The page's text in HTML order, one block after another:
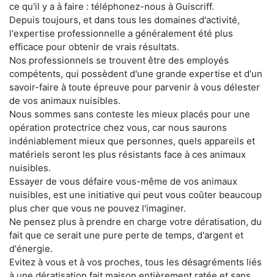
ce qu'il y a à faire : téléphonez-nous à Guiscriff.
Depuis toujours, et dans tous les domaines d'activité,
l'expertise professionnelle a généralement été plus
efficace pour obtenir de vrais résultats.
Nos professionnels se trouvent être des employés
compétents, qui possèdent d'une grande expertise et d'un
savoir-faire à toute épreuve pour parvenir à vous délester
de vos animaux nuisibles.
Nous sommes sans conteste les mieux placés pour une
opération protectrice chez vous, car nous saurons
indéniablement mieux que personnes, quels appareils et
matériels seront les plus résistants face à ces animaux
nuisibles.
Essayer de vous défaire vous-même de vos animaux
nuisibles, est une initiative qui peut vous coûter beaucoup
plus cher que vous ne pouvez l'imaginer.
Ne pensez plus à prendre en charge votre dératisation, du
fait que ce serait une pure perte de temps, d'argent et
d'énergie.
Evitez à vous et à vos proches, tous les désagréments liés